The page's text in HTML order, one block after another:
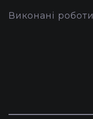
Виконані роботи